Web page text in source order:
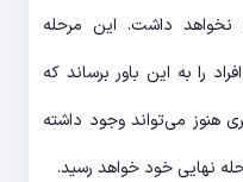
داشت. این مرحله
را به این باور برساند که
هنوز می‌تواند وجود داشته
نهایی خود خواهد رسید.